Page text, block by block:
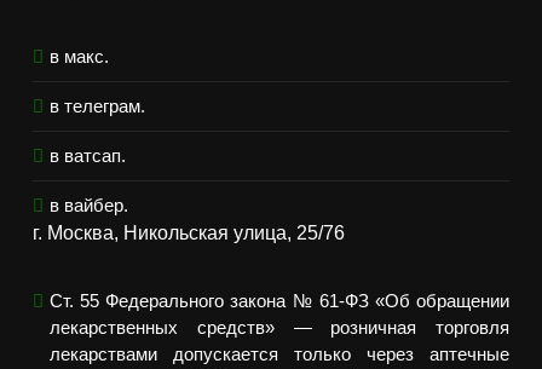
в макс.
в телеграм.
в ватсап.
в вайбер.
г. Москва, Никольская улица, 25/76
Ст. 55 Федерального закона № 61-ФЗ «Об обращении
лекарственных средств» — розничная торговля
лекарствами допускается только через аптечные